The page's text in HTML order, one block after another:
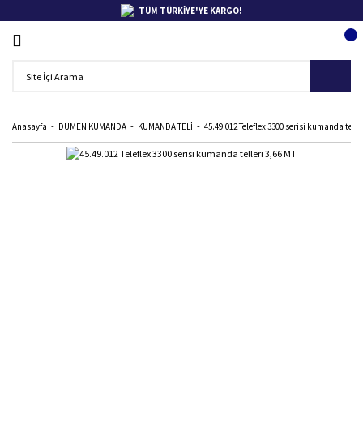
TÜM TÜRKİYE'YE KARGO!
Anasayfa DÜMEN KUMANDA KUMANDA TELİ 45.49.012 Teleflex 3300 serisi kumanda